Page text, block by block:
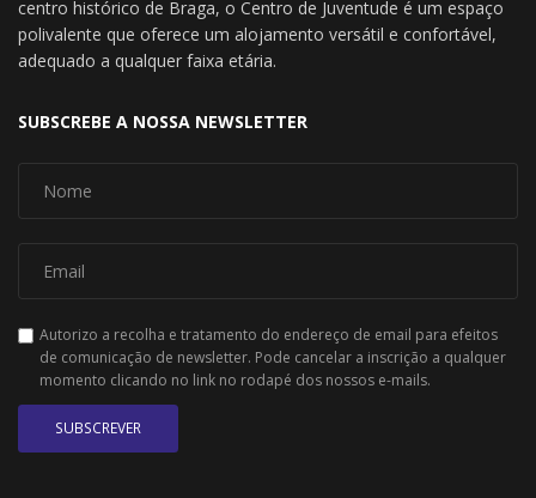
centro histórico de Braga, o Centro de Juventude é um espaço
polivalente que oferece um alojamento versátil e confortável,
adequado a qualquer faixa etária.
SUBSCREBE A NOSSA NEWSLETTER
Autorizo a recolha e tratamento do endereço de email para efeitos
de comunicação de newsletter. Pode cancelar a inscrição a qualquer
momento clicando no link no rodapé dos nossos e-mails.
SUBSCREVER